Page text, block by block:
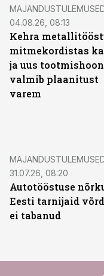
04.08.26, 08:13
Kehra
mitmekordistas
ja uus
valmib plaanitust
varem
31.07.26, 08:20
Autotööstuse
Eesti tarnijaid
ei tabanud